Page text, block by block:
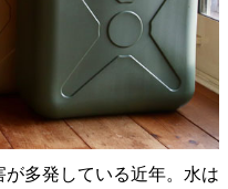
多発している近年。水は